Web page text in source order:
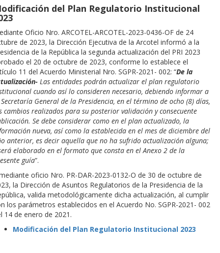
del Plan Regulatorio Institucional
Oficio Nro. ARCOTEL-ARCOTEL-2023-0436-OF de 24
de 2023, la Dirección Ejecutiva de la Arcotel informó a la
de la República la segunda actualización del PRI 2023
el 20 de octubre de 2023, conforme lo establece el
11 del Acuerdo Ministerial Nro. SGPR-2021- 002: “De la
Las entidades podrán actualizar el plan regulatorio
cuando así lo consideren necesario, debiendo informar a
General de la Presidencia, en el término de ocho (8) días,
cambios realizados para su posterior validación y consecuente
Se debe considerar como en el plan actualizado, la
nueva, así como la establecida en el mes de diciembre del
anterior, es decir aquella que no ha sufrido actualización alguna;
elaborado en el formato que consta en el Anexo 2 de la
guía”.
oficio Nro. PR-DAR-2023-0132-O de 30 de octubre de
la Dirección de Asuntos Regulatorios de la Presidencia de la
valida metodológicamente dicha actualización, al cumplir
los parámetros establecidos en el Acuerdo No. SGPR-2021- 002
14 de enero de 2021.
Modificación del Plan Regulatorio Institucional 2023